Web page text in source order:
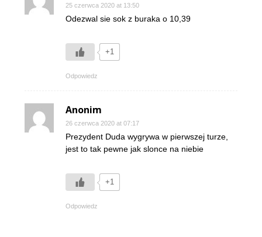
25 czerwca 2020 at 13:50
Odezwal sie sok z buraka o 10,39
+1
Odpowiedz
Anonim
26 czerwca 2020 at 07:17
Prezydent Duda wygrywa w pierwszej turze,
jest to tak pewne jak slonce na niebie
+1
Odpowiedz